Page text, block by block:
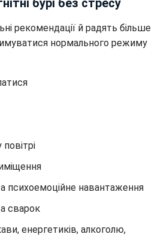
бурі без стресу
рекомендації й радять більше
нормального режиму
психоемоційне навантаження
сварок
енергетиків, алкоголю,